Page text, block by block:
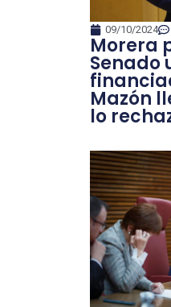
09/10/2024
Morera
Senado
Mazón
lo